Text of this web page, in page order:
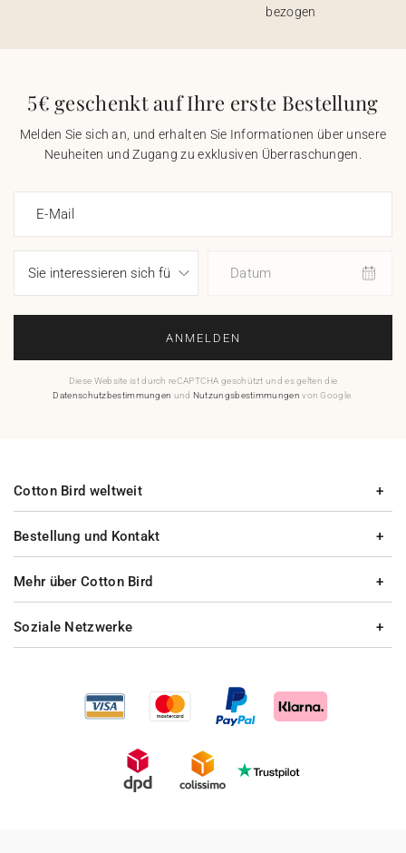
bezogen
5€ geschenkt auf Ihre erste Bestellung
Melden Sie sich an, und erhalten Sie Informationen über unsere
Neuheiten und Zugang zu exklusiven Überraschungen.
E-Mail
Datum
ANMELDEN
Diese Website ist durch reCAPTCHA geschützt und es gelten die
Datenschutzbestimmungen und Nutzungsbestimmungen von Google.
Bestellung und Kontakt
Mehr über Cotton Bird
Cotton Bird weltweit
Soziale Netzwerke